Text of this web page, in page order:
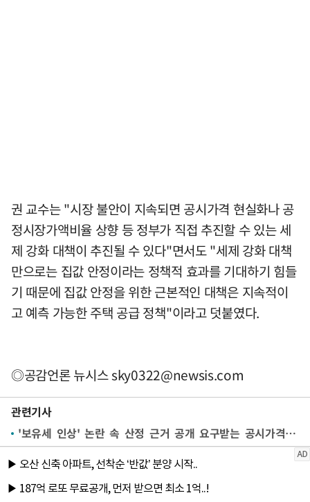
권 교수는 "시장 불안이 지속되면 공시가격 현실화나 공
정시장가액비율 상향 등 정부가 직접 추진할 수 있는 세
제 강화 대책이 추진될 수 있다"면서도 "세제 강화 대책
만으로는 집값 안정이라는 정책적 효과를 기대하기 힘들
기 때문에 집값 안정을 위한 근본적인 대책은 지속적이
고 예측 가능한 주택 공급 정책"이라고 덧붙였다.
◎공감언론 뉴시스sky0322@newsis.com
관련기사
'보유세 인상' 논란 속 산정 근거 공개 요구받는 공시가격[주간 부동산 키워드]